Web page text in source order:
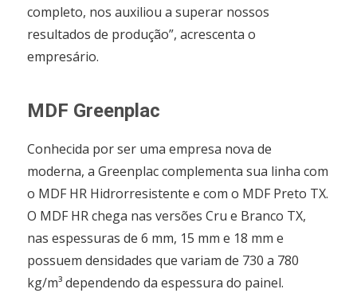
completo, nos auxiliou a superar nossos
resultados de produção”, acrescenta o
empresário.
MDF Greenplac
Conhecida por ser uma empresa nova de
moderna, a Greenplac complementa sua linha com
o MDF HR Hidrorresistente e com o MDF Preto TX.
O MDF HR chega nas versões Cru e Branco TX,
nas espessuras de 6 mm, 15 mm e 18 mm e
possuem densidades que variam de 730 a 780
kg/m³ dependendo da espessura do painel.